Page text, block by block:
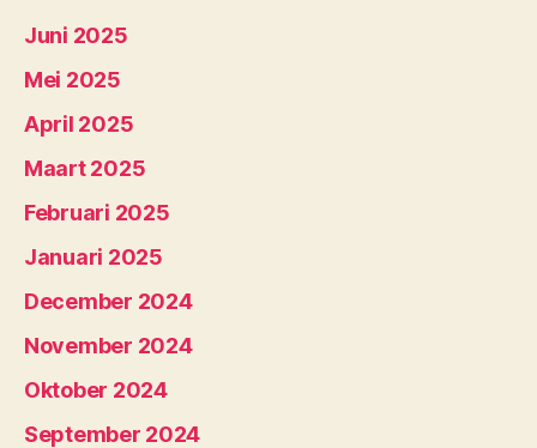
Juni 2025
Mei 2025
April 2025
Maart 2025
Februari 2025
Januari 2025
December 2024
November 2024
Oktober 2024
September 2024